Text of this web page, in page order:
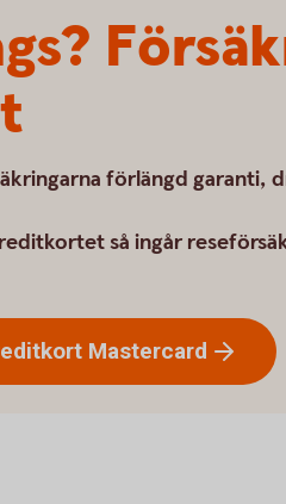
förlängd garanti,
så ingår
Mastercard